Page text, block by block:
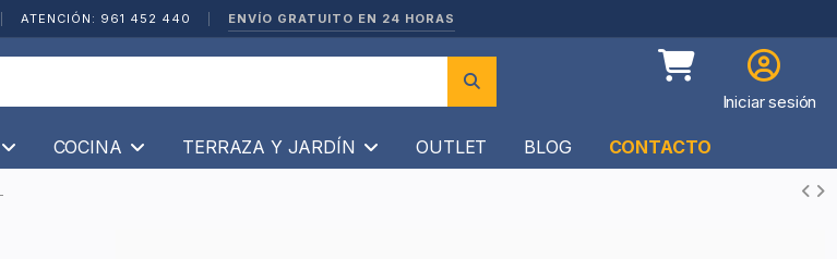
ATENCIÓN: 961 452 440 ENVÍO GRATUITO EN 24 HORAS
Iniciar sesión
COCINA TERRAZA Y JARDÍN OUTLET BLOG CONTACTO